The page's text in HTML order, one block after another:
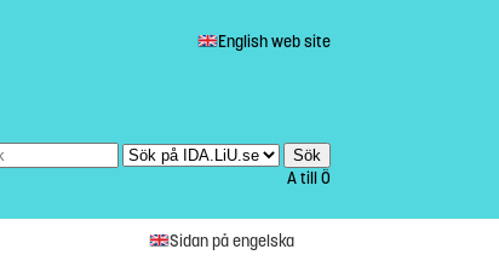
English web site
A till Ö
Sidan på engelska